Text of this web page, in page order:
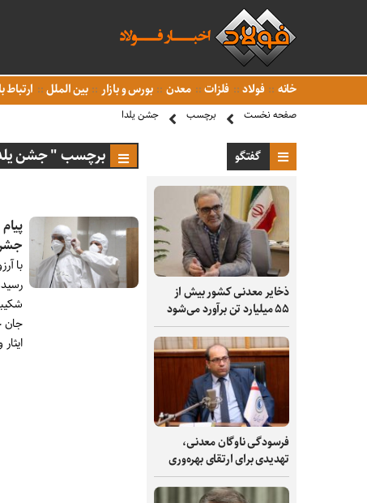
خانه فولاد فلزات معدن بورس و بازار بین الملل ارتباط
صفحه نخست برچسب جشن یلدا
گفتگو
ذخایر معدنی کشور بیش از
۵۵ میلیارد تن برآورد می‌شود
فرسودگی ناوگان معدنی،
تهدیدی برای ارتقای بهره‌وری
برچسب " جشن
با
جان